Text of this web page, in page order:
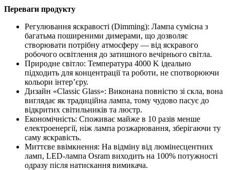
Переваги продукту
Регулювання яскравості (Dimming): Лампа сумісна з
багатьма поширеними димерами, що дозволяє
створювати потрібну атмосферу — від яскравого
робочого освітлення до затишного вечірнього світла.
Природне світло: Температура 4000 K ідеально
підходить для концентрації та роботи, не спотворюючи
кольори інтер’єру.
Дизайн «Classic Glass»: Виконана повністю зі скла, вона
виглядає як традиційна лампа, тому чудово пасує до
відкритих світильників та люстр.
Економічність: Споживає майже в 10 разів менше
електроенергії, ніж лампа розжарювання, зберігаючи ту
саму яскравість.
Миттєве ввімкнення: На відміну від люмінесцентних
ламп, LED-лампа Osram виходить на 100% потужності
одразу після натискання вимикача.